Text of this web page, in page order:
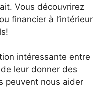
Vous découvrirez
financier à l’intérieur
intéressante entre
leur donner des
peuvent nous aider